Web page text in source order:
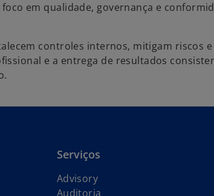
em qualidade, governança e
controles internos, mitigam riscos e
e a entrega de resultados
Serviços
Advisory
Auditoria